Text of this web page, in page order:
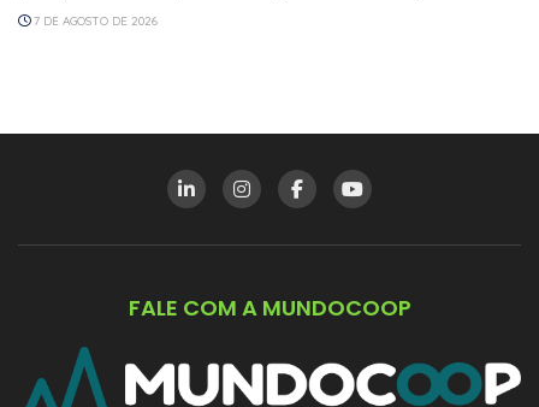
7 DE AGOSTO DE 2026
FALE COM A MUNDOCOOP